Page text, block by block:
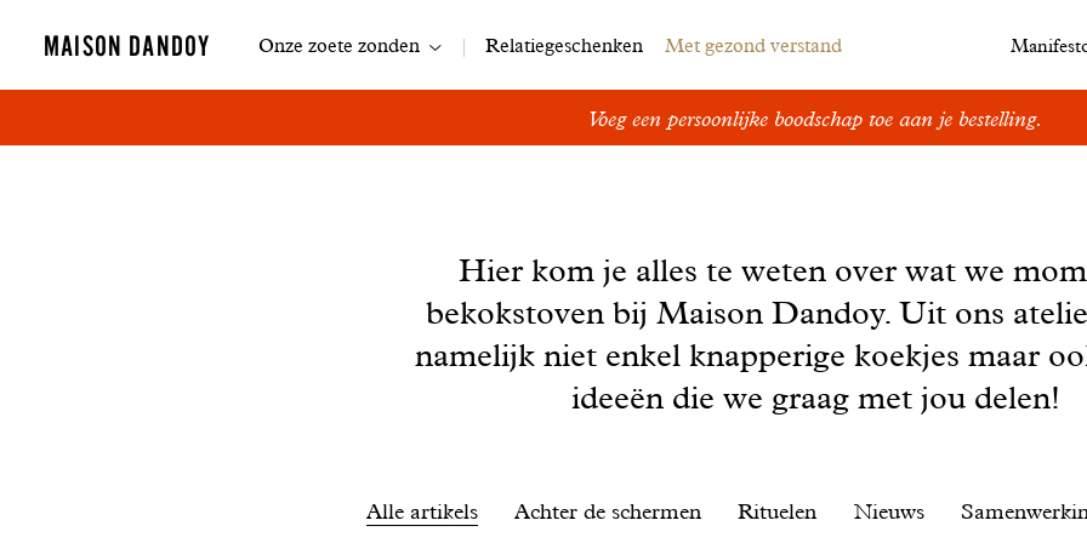
MAISON DANDOY Navigatie
Onze zoete zonden Relatiegeschenken Met gezond verstand
Voeg een persoonlijke boodschap toe aan je bestelling.
Hier kom je alles te weten over wat we
bekokstoven bij Maison Dandoy. Uit ons
namelijk niet enkel knapperige koekjes maar
ideeën die we graag met jou delen!
Alle artikels Achter de schermen Rituelen Nieuws